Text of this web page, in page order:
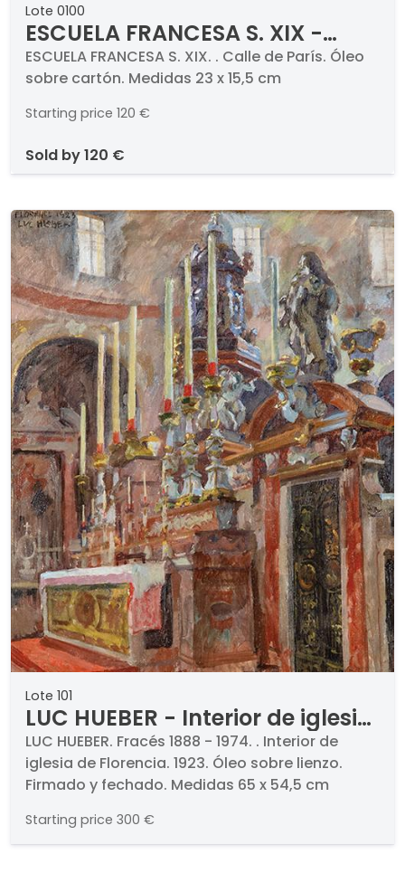
Lote 0100
ESCUELA FRANCESA S. XIX -
Calle de París
ESCUELA FRANCESA S. XIX. . Calle de París. Óleo
sobre cartón. Medidas 23 x 15,5 cm
Starting price 120 €
sold by120 €
Lote 101
LUC HUEBER - Interior de iglesia
de Florencia
LUC HUEBER. Fracés 1888 - 1974. . Interior de
iglesia de Florencia. 1923. Óleo sobre lienzo.
Firmado y fechado. Medidas 65 x 54,5 cm
Starting price 300 €